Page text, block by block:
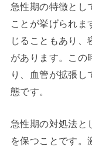
急性期の特徴とし
ことが挙げられま
じることもあり、
があります。この
り、血管が拡張し
態です。
急性期の対処法と
を保つことです。